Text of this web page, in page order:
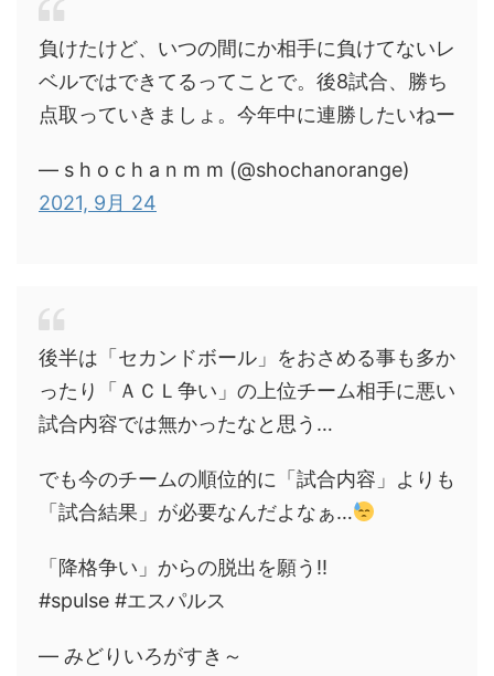
負けたけど、いつの間にか相手に負けてないレ
ベルではできてるってことで。後8試合、勝ち
点取っていきましょ。今年中に連勝したいねー
— s h o c h a n m m (@shochanorange)
2021, 9月 24
後半は「セカンドボール」をおさめる事も多か
ったり「ＡＣＬ争い」の上位チーム相手に悪い
試合内容では無かったなと思う…
でも今のチームの順位的に「試合内容」よりも
「試合結果」が必要なんだよなぁ…
「降格争い」からの脱出を願う!!
#spulse #エスパルス
— みどりいろがすき～